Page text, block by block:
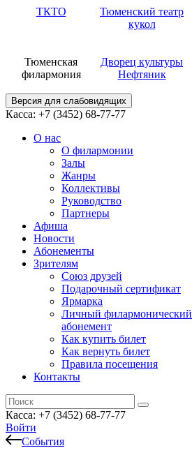
ТКТО
Тюменский театр
кукол
Тюменская
филармония
Дворец культуры
Нефтяник
Версия для слабовидящих
Касса: +7 (3452) 68-77-77
О нас
О филармонии
Залы
Жанры
Коллективы
Руководство
Партнеры
Афиша
Новости
Абонементы
Зрителям
Союз друзей
Подарочный сертификат
Ярмарка
Личный филармонический
абонемент
Как купить билет
Как вернуть билет
Правила посещения
Контакты
Касса: +7 (3452) 68-77-77
Войти
События